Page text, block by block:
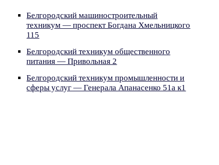
Белгородский машиностроительный
техникум — проспект Богдана Хмельницкого
115
Белгородский техникум общественного
питания — Привольная 2
Белгородский техникум промышленности и
сферы услуг — Генерала Апанасенко 51а к1